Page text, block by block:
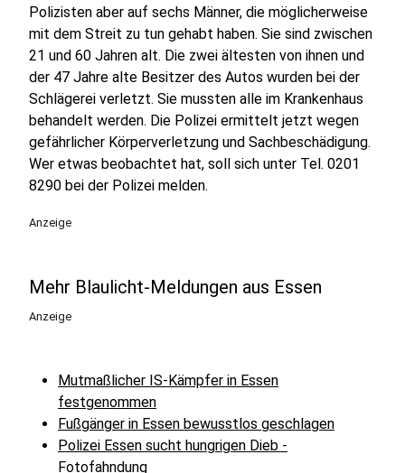
Polizisten aber auf sechs Männer, die möglicherweise
mit dem Streit zu tun gehabt haben. Sie sind zwischen
21 und 60 Jahren alt. Die zwei ältesten von ihnen und
der 47 Jahre alte Besitzer des Autos wurden bei der
Schlägerei verletzt. Sie mussten alle im Krankenhaus
behandelt werden. Die Polizei ermittelt jetzt wegen
gefährlicher Körperverletzung und Sachbeschädigung.
Wer etwas beobachtet hat, soll sich unter Tel. 0201
8290 bei der Polizei melden.
Anzeige
Mehr Blaulicht-Meldungen aus Essen
Anzeige
Mutmaßlicher IS-Kämpfer in Essen
festgenommen
Fußgänger in Essen bewusstlos geschlagen
Polizei Essen sucht hungrigen Dieb -
Fotofahndung